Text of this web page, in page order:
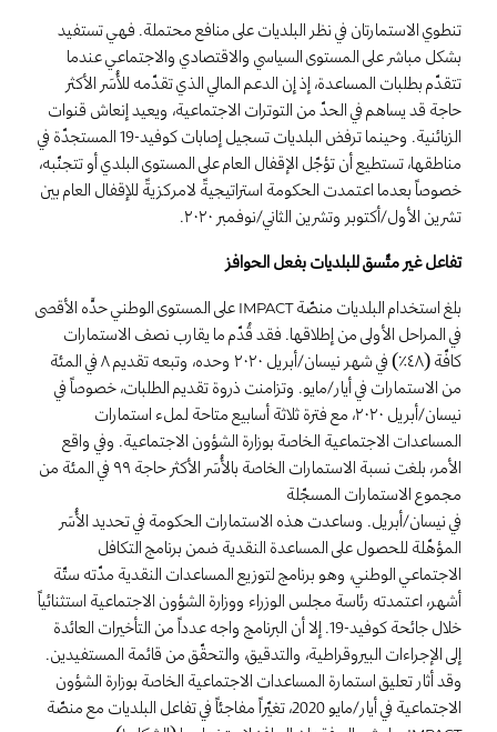
تنطوي الاستمارتان في نظر البلديات على منافع محتملة. فهي تستفيد
بشكل مباشر على المستوى السياسي والاقتصادي والاجتماعي عندما
تتقدّم بطلبات المساعدة، إذ إن الدعم المالي الذي تقدّمه للأُسَر الأكثر
حاجة قد يساهم في الحدّ من التوترات الاجتماعية، ويعيد إنعاش قنوات
الزبائنية. وحينما ترفض البلديات تسجيل إصابات كوفيد-19 المستجدّة في
مناطقها، تستطيع أن تؤجّل الإقفال العام على المستوى البلدي أو تتجنّبه،
خصوصاً بعدما اعتمدت الحكومة استراتيجيةً لامركزيةً للإقفال العام بين
تشرين الأول/أكتوبر وتشرين الثاني/نوفمبر ٢٠٢٠.
تفاعل غير متّسق للبلديات بفعل الحوافز
بلغ استخدام البلديات منصّةIMPACT على المستوى الوطني حدَّه الأقصى
في المراحل الأولى من إطلاقها. فقد قُدّم ما يقارب نصف الاستمارات
كافّة (٤٨٪) في شهر نيسان/أبريل ٢٠٢٠ وحده، وتبعه تقديم ٨ في المئة
من الاستمارات في أيار/مايو. وتزامنت ذروة تقديم الطلبات، خصوصاً في
نيسان/أبريل ٢٠٢٠، مع فترة ثلاثة أسابيع متاحة لملء استمارات
المساعدات الاجتماعية الخاصة بوزارة الشؤون الاجتماعية. وفي واقع
الأمر، بلغت نسبة الاستمارات الخاصة بالأُسَر الأكثر حاجة ٩٩ في المئة من
مجموع الاستمارات المسجّلة
في نيسان/أبريل. وساعدت هذه الاستمارات الحكومة في تحديد الأُسَر
المؤهّلة للحصول على المساعدة النقدية ضمن برنامج التكافل
الاجتماعي الوطني، وهو برنامج لتوزيع المساعدات النقدية مدّته ستّة
أشهر، اعتمدته رئاسة مجلس الوزراء ووزارة الشؤون الاجتماعية استثنائياً
خلال جائحة كوفيد-19. إلا أن البرنامج واجه عدداً من التأخيرات العائدة
إلى الإجراءات البيروقراطية، والتدقيق، والتحقّق من قائمة المستفيدين.
وقد أثار تعليق استمارة المساعدات الاجتماعية الخاصة بوزارة الشؤون
الاجتماعية في أيار/مايو 2020، تغيّراً مفاجئاً في تفاعل البلديات مع منصّة